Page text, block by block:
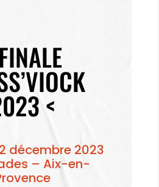
<
décembre 2023
– Aix-en-